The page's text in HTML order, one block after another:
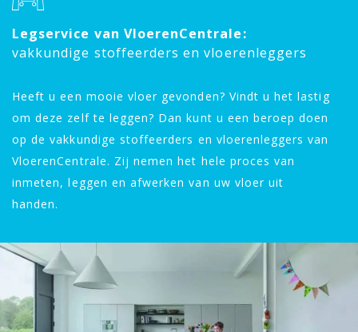
Legservice van VloerenCentrale:
vakkundige stoffeerders en vloerenleggers
Heeft u een mooie vloer gevonden? Vindt u het lastig
om deze zelf te leggen? Dan kunt u een beroep doen
op de vakkundige stoffeerders en vloerenleggers van
VloerenCentrale. Zij nemen het hele proces van
inmeten, leggen en afwerken van uw vloer uit
handen.